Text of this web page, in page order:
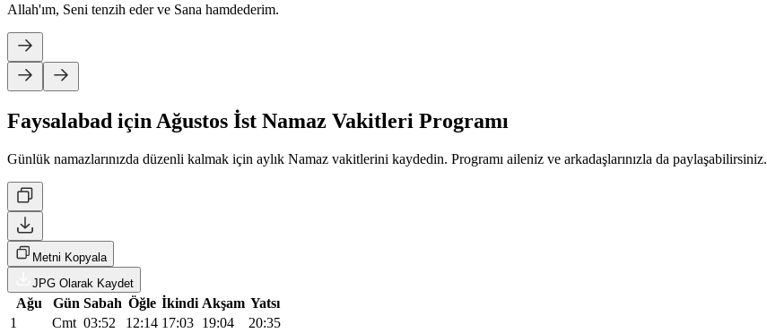
Allah'ım, Seni tenzih eder ve Sana hamdederim.
Faysalabad için Ağustos İst Namaz Vakitleri Programı
Günlük namazlarınızda düzenli kalmak için aylık Namaz vakitlerini kaydedin. Programı aileniz ve arkadaşlarınızla da paylaşabilirsiniz.
Metni Kopyala
JPG Olarak Kaydet
Ağu Gün Sabah Öğle İkindi Akşam Yatsı
1
Cmt 03:52 12:14 17:03 19:04
20:35